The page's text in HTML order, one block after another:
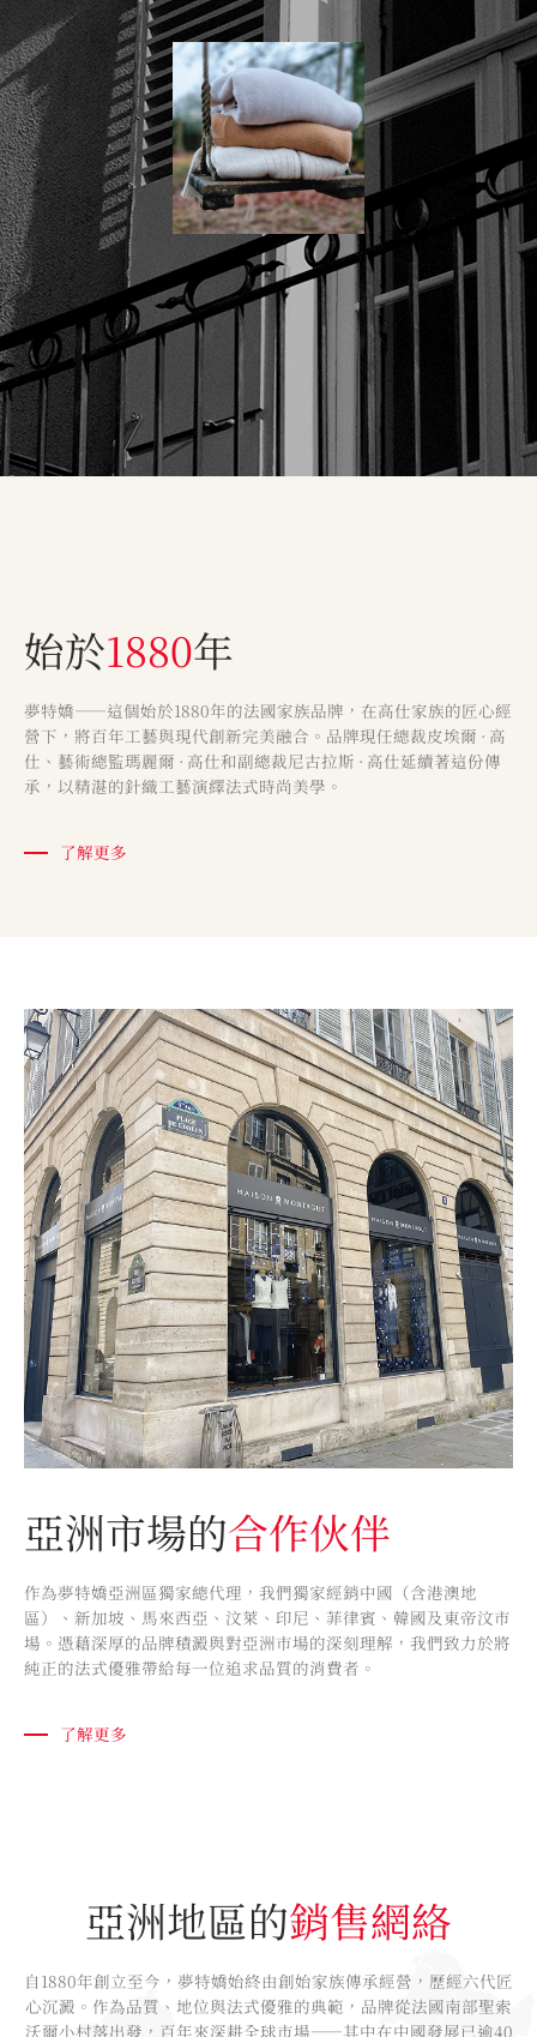
始於1880年
夢特嬌——這個始於1880年的法國家族品牌，在高仕家族的匠心經
營下，將百年工藝與現代創新完美融合。品牌現任總裁皮埃爾 · 高
仕、藝術總監瑪麗爾 · 高仕和副總裁尼古拉斯 · 高仕延續著這份傳
承，以精湛的針織工藝演繹法式時尚美學。
了解更多
亞洲市場的合作伙伴
作為夢特嬌亞洲區獨家總代理，我們獨家經銷中國（含港澳地
區）、新加坡、馬來西亞、汶萊、印尼、菲律賓、韓國及東帝汶市
場。憑藉深厚的品牌積澱與對亞洲市場的深刻理解，我們致力於將
純正的法式優雅帶給每一位追求品質的消費者。
了解更多
亞洲地區的銷售網絡
自1880年創立至今，夢特嬌始終由創始家族傳承經營，歷經六代匠
心沉澱。作為品質、地位與法式優雅的典範，品牌從法國南部聖索
沃爾小村落出發，百年來深耕全球市場——其中在中國發展已逾40